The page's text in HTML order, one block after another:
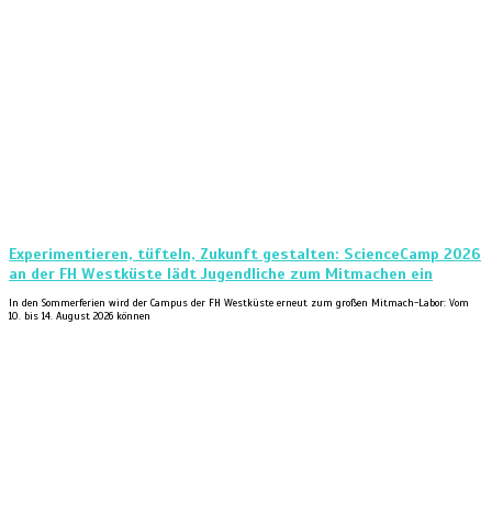
Experimentieren, tüfteln, Zukunft gestalten: ScienceCamp 2026
an der FH Westküste lädt Jugendliche zum Mitmachen ein
In den Sommerferien wird der Campus der FH Westküste erneut zum großen Mitmach-Labor: Vom
10. bis 14. August 2026 können